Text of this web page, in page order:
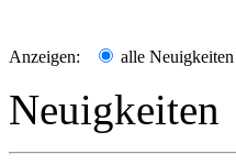
Anzeigen: alle Neuigkeiten
Neuigkeiten